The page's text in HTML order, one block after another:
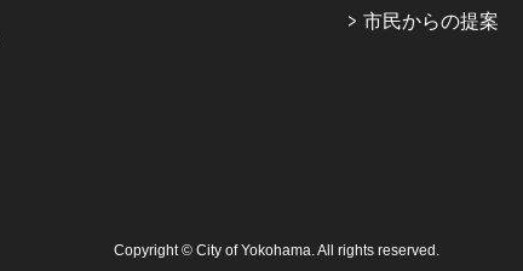
市民からの提案
Copyright © City of Yokohama. All rights reserved.